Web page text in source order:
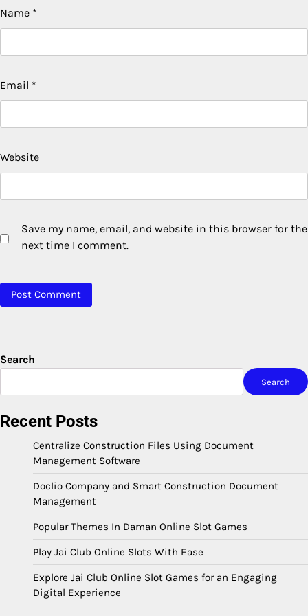
Name *
Email *
Website
Save my name, email, and website in this browser for the
next time I comment.
Search
Search
Recent Posts
Centralize Construction Files Using Document
Management Software
Doclio Company and Smart Construction Document
Management
Popular Themes In Daman Online Slot Games
Play Jai Club Online Slots With Ease
Explore Jai Club Online Slot Games for an Engaging
Digital Experience